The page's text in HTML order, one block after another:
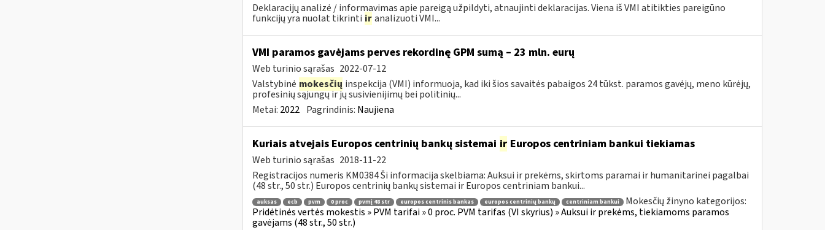
Deklaracijų analizė / informavimas apie pareigą užpildyti, atnaujinti deklaracijas. Viena iš VMI atitikties pareigūno
funkcijų yra nuolat tikrinti ir analizuoti VMI...
VMI paramos gavėjams perves rekordinę GPM sumą – 23 mln. eurų
Web turinio sąrašas 2022-07-12
Valstybinė mokesčių inspekcija (VMI) informuoja, kad iki šios savaitės pabaigos 24 tūkst. paramos gavėjų, meno kūrėjų,
profesinių sąjungų ir jų susivienijimų bei politinių...
Metai: 2022 Pagrindinis: Naujiena
Kuriais atvejais Europos centrinių bankų sistemai irEuropos centriniam bankui tiekiamas
Web turinio sąrašas 2018-11-22
Registracijos numeris KM0384 Ši informacija skelbiama: Auksui ir prekėms, skirtoms paramai ir humanitarinei pagalbai
(48 str., 50 str.) Europos centrinių bankų sistemai ir Europos centriniam bankui...
auksas ecb pvm 0 proc pvmį 48 str europos centrinis bankas europos centrinių bankų centriniam bankui
Mokesčių žinyno kategorijos:
Pridėtinės vertės mokestis » PVM tarifai » 0 proc. PVM tarifas (VI skyrius) » Auksui ir prekėms, tiekiamoms paramos
gavėjams (48 str., 50 str.)